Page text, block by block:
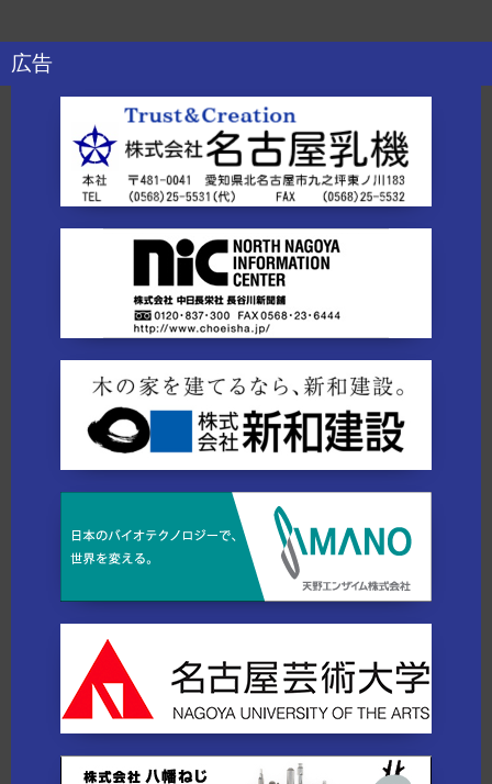
広告